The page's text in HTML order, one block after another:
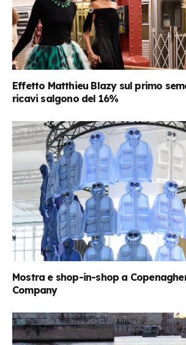
Effetto Matthieu Blazy sul primo
ricavi salgono del 16%
Mostra e shop-in-shop a
Company